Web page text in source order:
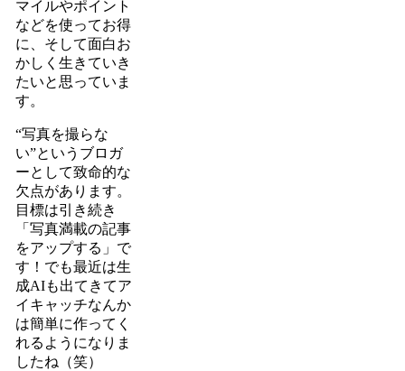
マイルやポイント
などを使ってお得
に、そして面白お
かしく生きていき
たいと思っていま
す。
“写真を撮らな
い”というブロガ
ーとして致命的な
欠点があります。
目標は引き続き
「写真満載の記事
をアップする」で
す！でも最近は生
成AIも出てきてア
イキャッチなんか
は簡単に作ってく
れるようになりま
したね（笑）